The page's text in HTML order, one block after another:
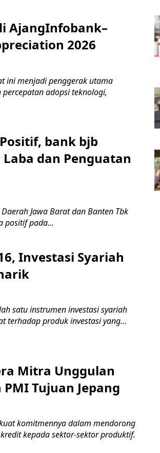
AjangInfobank–
2026
ini menjadi penggerak utama
adopsi teknologi,
bank bjb
dan Penguatan
Jawa Barat dan Banten Tbk
positif pada...
Investasi Syariah
satu instrumen investasi syariah
terhadap produk investasi yang...
Mitra Unggulan
Tujuan Jepang
komitmennya dalam mendorong
kepada sektor-sektor produktif.